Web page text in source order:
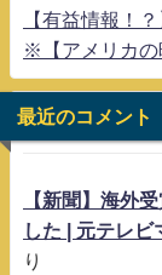
【有益情報！
※【アメリカの
最近のコメント
【新聞】海外
した | 元テレ
り